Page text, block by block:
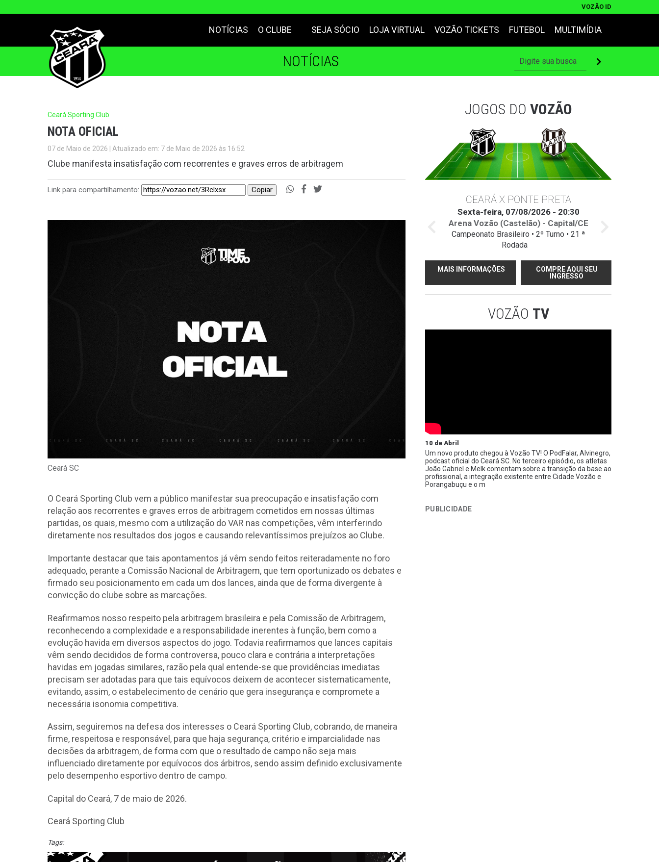
VOZÃO ID
NOTÍCIAS O CLUBE SEJA SÓCIO LOJA VIRTUAL VOZÃO TICKETS FUTEBOL MULTIMÍDIA
NOTÍCIAS
Ceará Sporting Club
NOTA OFICIAL
07 de Maio de 2026 | Atualizado em: 7 de Maio de 2026 às 16:52
Clube manifesta insatisfação com recorrentes e graves erros de arbitragem
Link para compartilhamento: Copiar
Ceará SC
O Ceará Sporting Club vem a público manifestar sua preocupação e insatisfação com
relação aos recorrentes e graves erros de arbitragem cometidos em nossas últimas
partidas, os quais, mesmo com a utilização do VAR nas competições, vêm interferindo
diretamente nos resultados dos jogos e causando relevantíssimos prejuízos ao Clube.
Importante destacar que tais apontamentos já vêm sendo feitos reiteradamente no foro
adequado, perante a Comissão Nacional de Arbitragem, que tem oportunizado os debates e
firmado seu posicionamento em cada um dos lances, ainda que de forma divergente à
convicção do clube sobre as marcações.
Reafirmamos nosso respeito pela arbitragem brasileira e pela Comissão de Arbitragem,
reconhecendo a complexidade e a responsabilidade inerentes à função, bem como a
evolução havida em diversos aspectos do jogo. Todavia reafirmamos que lances capitais
vêm sendo decididos de forma controversa, pouco clara e contrária a interpretações
havidas em jogadas similares, razão pela qual entende-se que providências imediatas
precisam ser adotadas para que tais equívocos deixem de acontecer sistematicamente,
evitando, assim, o estabelecimento de cenário que gera insegurança e compromete a
necessária isonomia competitiva.
Assim, seguiremos na defesa dos interesses o Ceará Sporting Club, cobrando, de maneira
firme, respeitosa e responsável, para que haja segurança, critério e imparcialidade nas
decisões da arbitragem, de forma com que o resultado de campo não seja mais
influenciado diretamente por equívocos dos árbitros, sendo assim definido exclusivamente
pelo desempenho esportivo dentro de campo.
Capital do Ceará, 7 de maio de 2026.
Ceará Sporting Club
Tags:
JOGOS DO VOZÃO
CEARÁ X PONTE PRETA
Sexta-feira, 07/08/2026 - 20:30
Arena Vozão (Castelão) - Capital/CE
Campeonato Brasileiro • 2º Turno • 21 ª
Rodada
MAIS INFORMAÇÕES
COMPRE AQUI SEU
INGRESSO
VOZÃO TV
10 de Abril
Um novo produto chegou à Vozão TV! O PodFalar, Alvinegro,
podcast oficial do Ceará SC. No terceiro episódio, os atletas
João Gabriel e Melk comentam sobre a transição da base ao
profissional, a integração existente entre Cidade Vozão e
Porangabuçu e o m
PUBLICIDADE